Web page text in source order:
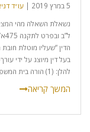
5 במרץ 2019 | עו״ד
נשאלת השאלה מהי
הדין “שעליו מוטלת
בעל דין מיוצג על ידי
להלן: (1) הורה בית המשפט להמציא את כתב בי-הדין...